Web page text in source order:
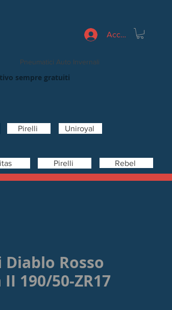
Accedi
Pneumatici Auto Invernali
sempre gratuiti
Pirelli Uniroyal
Pirelli Rebel
Rosso
II 190/50-ZR17